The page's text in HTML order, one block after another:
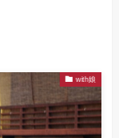
with娘